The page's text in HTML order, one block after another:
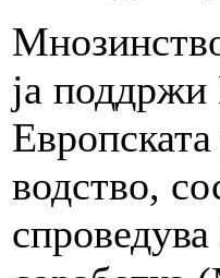
ја
водство,